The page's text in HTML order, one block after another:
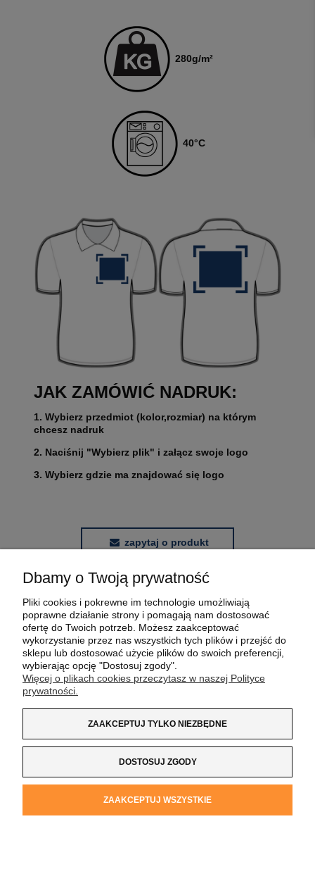
280g/m²
40°C
JAK ZAMÓWIĆ NADRUK:
1. Wybierz przedmiot (kolor,rozmiar) na którym
chcesz nadruk
2. Naciśnij "Wybierz plik" i załącz swoje logo
3. Wybierz gdzie ma znajdować się logo
zapytaj o produkt
MOJE KONTO
PŁATNOŚCI I DOSTAWA
O NAS
Kochanowskiego 37/K5 |33-100 Tarnów| tel.:
e-mail:sklep@koszulkazlogo.pl
Dbamy o Twoją prywatność
Pliki cookies i pokrewne im technologie umożliwiają
poprawne działanie strony i pomagają nam dostosować
ofertę do Twoich potrzeb. Możesz zaakceptować
wykorzystanie przez nas wszystkich tych plików i przejść do
sklepu lub dostosować użycie plików do swoich preferencji,
wybierając opcję "Dostosuj zgody".
Więcej o plikach cookies przeczytasz w naszej Polityce
prywatności.
ZAAKCEPTUJ TYLKO NIEZBĘDNE
DOSTOSUJ ZGODY
ZAAKCEPTUJ WSZYSTKIE